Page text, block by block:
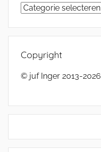
Categorieën
Copyright
© juf Inger 2013-2026